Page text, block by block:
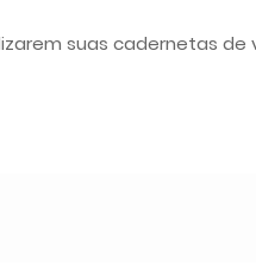
suas cadernetas